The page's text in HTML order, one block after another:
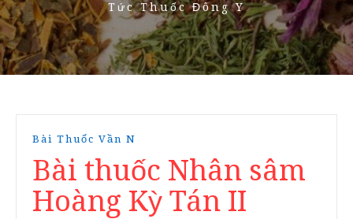
Tức Thuốc Đông Y
Bài Thuốc Vần N
Bài thuốc Nhân sâm
Hoàng Kỳ Tán II